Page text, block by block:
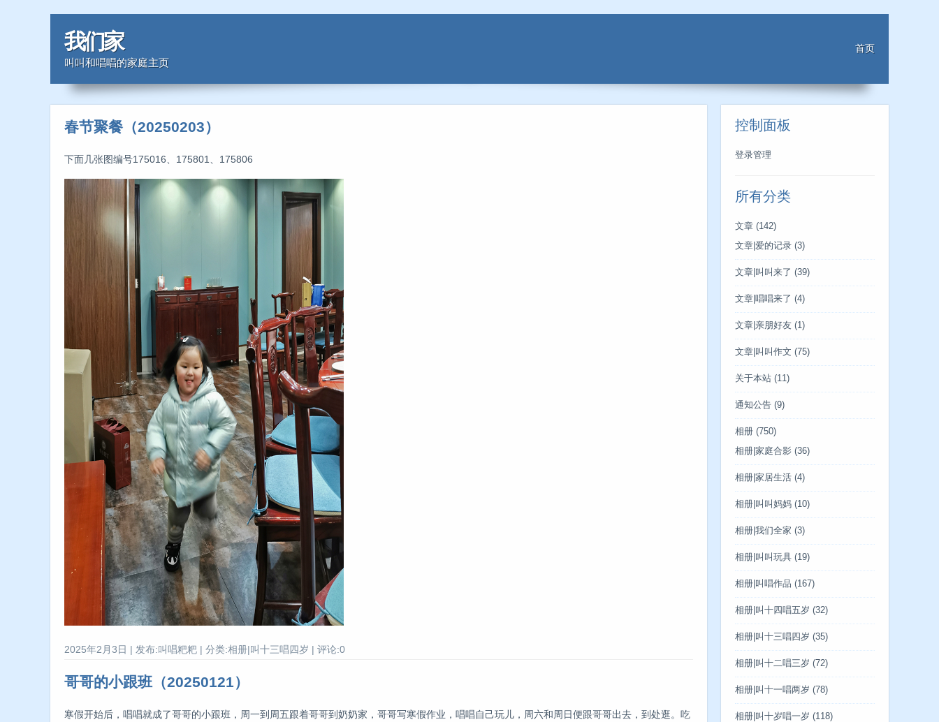
我们家
叫叫和唱唱的家庭主页
首页
春节聚餐（20250203）
下面几张图编号175016、175801、175806
2025年2月3日 | 发布:叫唱粑粑 | 分类:相册|叫十三唱四岁 | 评论:0
哥哥的小跟班（20250121）
寒假开始后，唱唱就成了哥哥的小跟班，周一到周五跟着哥哥到奶奶家，哥哥写寒假作业，唱唱自己玩儿，周六和周日便跟哥哥出去，到处逛。吃
控制面板
登录管理
所有分类
文章 (142)
文章|爱的记录 (3)
文章|叫叫来了 (39)
文章|唱唱来了 (4)
文章|亲朋好友 (1)
文章|叫叫作文 (75)
关于本站 (11)
通知公告 (9)
相册 (750)
相册|家庭合影 (36)
相册|家居生活 (4)
相册|叫叫妈妈 (10)
相册|我们全家 (3)
相册|叫叫玩具 (19)
相册|叫唱作品 (167)
相册|叫十四唱五岁 (32)
相册|叫十三唱四岁 (35)
相册|叫十二唱三岁 (72)
相册|叫十一唱两岁 (78)
相册|叫十岁唱一岁 (118)